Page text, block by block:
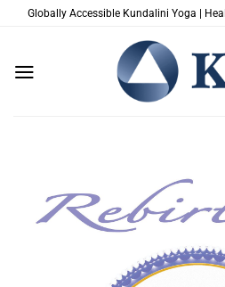
SaltarGlobally Accessible Kundalini Yoga |